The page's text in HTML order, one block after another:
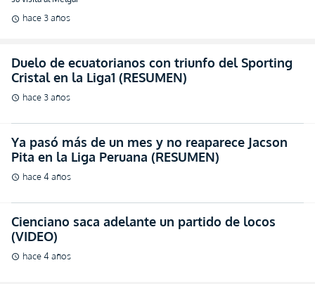
schedule hace 3 años
Duelo de ecuatorianos con triunfo del Sporting
Cristal en la Liga1 (RESUMEN)
schedule hace 3 años
Ya pasó más de un mes y no reaparece Jacson
Pita en la Liga Peruana (RESUMEN)
schedule hace 4 años
Cienciano saca adelante un partido de locos
(VIDEO)
schedule hace 4 años